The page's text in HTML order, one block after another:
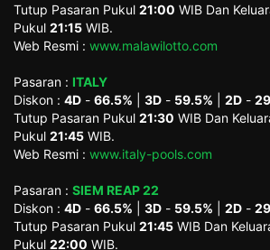
Tutup Pasaran Pukul 21:00 WIB Dan
Pukul 21:15 WIB.
Web Resmi : www.malawilotto.com
Pasaran : ITALY
Diskon : 4D - 66.5% 3D - 59.5% 2D -
Tutup Pasaran Pukul 21:30 WIB Dan
Pukul 21:45 WIB.
Web Resmi : www.italy-pools.com
Pasaran : SIEM REAP 22
Diskon : 4D - 66.5% 3D - 59.5% 2D -
Tutup Pasaran Pukul 21:45 WIB Dan
Pukul 22:00 WIB.